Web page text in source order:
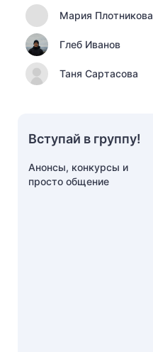
Мария Плотникова
Глеб Иванов
Таня Сартасова
Вступай в группу!
Анонсы, конкурсы и
просто общение